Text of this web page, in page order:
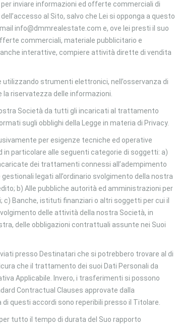
inviare informazioni ed offerte commerciali di
al Sito, salvo che Lei si opponga a questo
info@dmmrealestate.com e, ove lei presti il suo
commerciali, materiale pubblicitario e
interattive, compiere attività dirette di vendita
strumenti elettronici, nell’osservanza di
riservatezza delle informazioni.
Società da tutti gli incaricati al trattamento
sugli obblighi della Legge in materia di Privacy.
per esigenze tecniche ed operative
particolare alle seguenti categorie di soggetti: a)
dei trattamenti connessi all’adempimento
legati all’ordinario svolgimento della nostra
b) Alle pubbliche autorità ed amministrazioni per
c) Banche, istituti finanziari o altri soggetti per cui il
delle attività della nostra Società, in
delle obbligazioni contrattuali assunte nei Suoi
presso Destinatari che si potrebbero trovare al di
che il trattamento dei suoi Dati Personali da
Applicabile. Invero, i trasferimenti si possono
Contractual Clauses approvate dalla
questi accordi sono reperibili presso il Titolare.
tutto il tempo di durata del Suo rapporto